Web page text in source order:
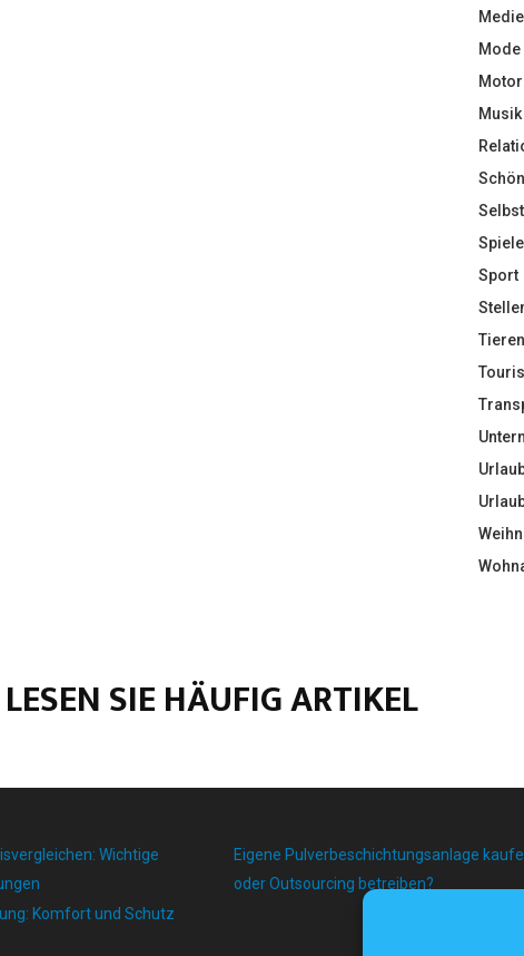
Motor
Musik
Spiele
Sport
Tieren
LESEN SIE HÄUFIG ARTIKEL
Wichtige
Komfort und Schutz
Eigene Pulverbeschichtungsanlage
oder Outsourcing betreiben?